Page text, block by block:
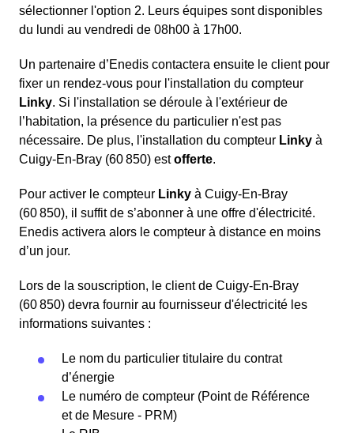
sélectionner l'option 2. Leurs équipes sont disponibles
du lundi au vendredi de 08h00 à 17h00.
Un partenaire d’Enedis contactera ensuite le client pour
fixer un rendez-vous pour l'installation du compteur
Linky. Si l'installation se déroule à l'extérieur de
l’habitation, la présence du particulier n'est pas
nécessaire. De plus, l'installation du compteur Linky à
Cuigy-En-Bray (60 850) estofferte.
Pour activer le compteur Linky à Cuigy-En-Bray
(60 850), il suffit de s’abonner à une offre d'électricité.
Enedis activera alors le compteur à distance en moins
d’un jour.
Lors de la souscription, le client de Cuigy-En-Bray
(60 850) devra fournir au fournisseur d'électricité les
informations suivantes :
Le nom du particulier titulaire du contrat
d’énergie
Le numéro de compteur (Point de Référence
et de Mesure - PRM)